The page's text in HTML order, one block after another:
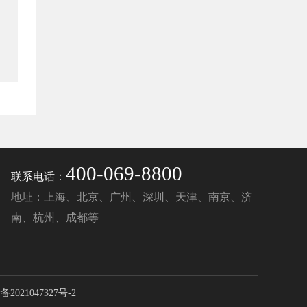
联系电话： 400-069-8800
地址：上海、北京、广州、深圳、天津、南京、济
南、杭州、成都等
2021047327号-2